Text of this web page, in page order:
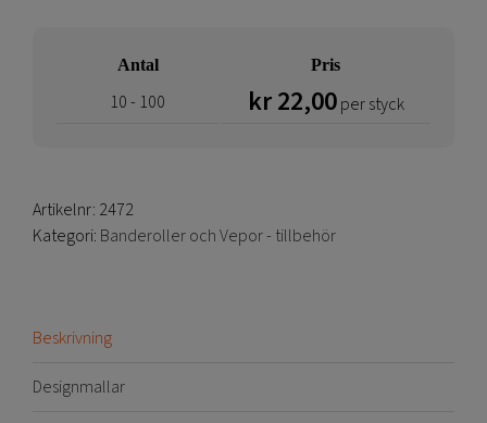
Antal Pris
10 - 100 kr22,00per styck
Artikelnr: 2472
Kategori: Banderoller och Vepor - tillbehör
Beskrivning
Designmallar